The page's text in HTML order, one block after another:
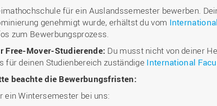
für ein Auslandssemester bewerben.
genehmigt wurde, erhältst du vom
zum Bewerbungsprozess.
Free-Mover-Studierende: Du musst nicht von deiner
für deinen Studienbereich zuständige International
beachte die Bewerbungsfristen:
ein Wintersemester bei uns: